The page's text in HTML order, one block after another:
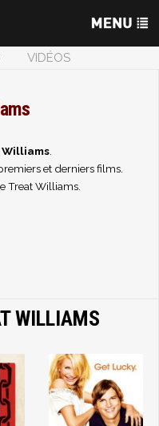
VIDÉOS
.
et derniers films.
Treat Williams.
WILLIAMS